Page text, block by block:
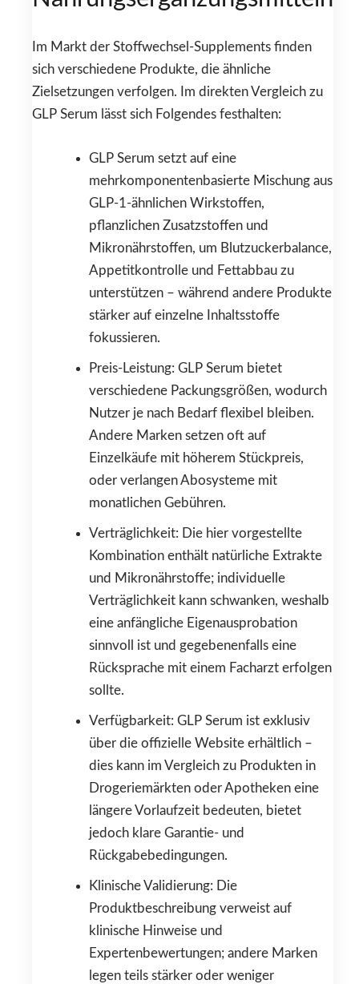
Im Markt der Stoffwechsel-Supplements finden
sich verschiedene Produkte, die ähnliche
Zielsetzungen verfolgen. Im direkten Vergleich zu
GLP Serum lässt sich Folgendes festhalten:
GLP Serum setzt auf eine
mehrkomponentenbasierte Mischung aus
GLP-1-ähnlichen Wirkstoffen,
pflanzlichen Zusatzstoffen und
Mikronährstoffen, um Blutzuckerbalance,
Appetitkontrolle und Fettabbau zu
unterstützen – während andere Produkte
stärker auf einzelne Inhaltsstoffe
fokussieren.
Preis-Leistung: GLP Serum bietet
verschiedene Packungsgrößen, wodurch
Nutzer je nach Bedarf flexibel bleiben.
Andere Marken setzen oft auf
Einzelkäufe mit höherem Stückpreis,
oder verlangen Abosysteme mit
monatlichen Gebühren.
Verträglichkeit: Die hier vorgestellte
Kombination enthält natürliche Extrakte
und Mikronährstoffe; individuelle
Verträglichkeit kann schwanken, weshalb
eine anfängliche Eigenausprobation
sinnvoll ist und gegebenenfalls eine
Rücksprache mit einem Facharzt erfolgen
sollte.
Verfügbarkeit: GLP Serum ist exklusiv
über die offizielle Website erhältlich –
dies kann im Vergleich zu Produkten in
Drogeriemärkten oder Apotheken eine
längere Vorlaufzeit bedeuten, bietet
jedoch klare Garantie- und
Rückgabebedingungen.
Klinische Validierung: Die
Produktbeschreibung verweist auf
klinische Hinweise und
Expertenbewertungen; andere Marken
legen teils stärker oder weniger